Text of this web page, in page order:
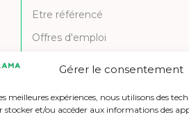
Gérer le consentement
meilleures expériences, nous utilisons des
stocker et/ou accéder aux informations des
Etre référencé
Offres d'emploi